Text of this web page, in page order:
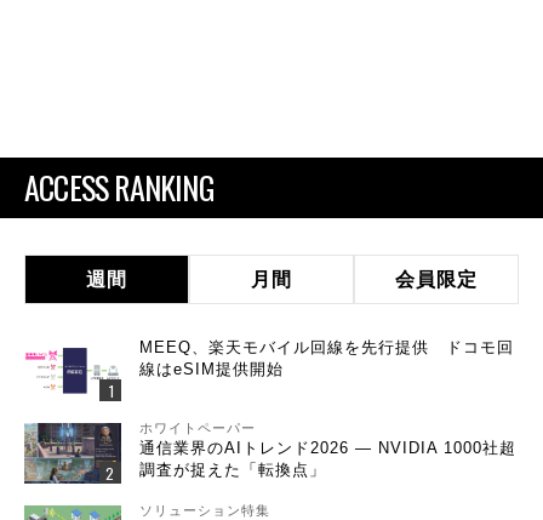
ACCESS RANKING
週間 月間 会員限定
MEEQ、楽天モバイル回線を先行提供 ドコモ回
線はeSIM提供開始
ホワイトペーパー
通信業界のAIトレンド2026 ― NVIDIA 1000社超
調査が捉えた「転換点」
ソリューション特集